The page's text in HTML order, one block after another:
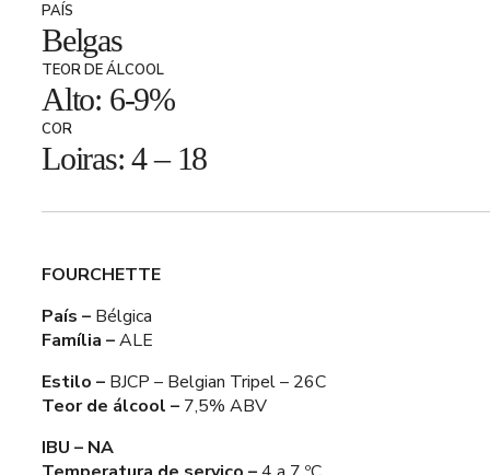
PAÍS
Belgas
TEOR DE ÁLCOOL
Alto: 6-9%
COR
Loiras: 4 – 18
FOURCHETTE
País – Bélgica
Família –ALE
Estilo – BJCP – Belgian Tripel – 26C
Teor de álcool – 7,5% ABV
IBU – NA